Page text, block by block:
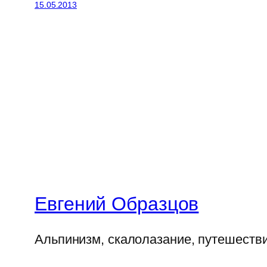
15.05.2013
Евгений Образцов
Альпинизм, скалолазание,